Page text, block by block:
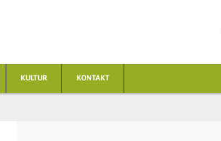
KULTUR KONTAKT